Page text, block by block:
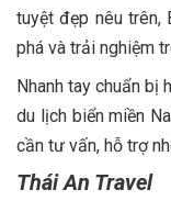
tuyệt đẹp nêu trên,
phá và trải nghiệm
Nhanh tay chuẩn bị
du lịch biển miền
cần tư vấn, hỗ trợ
Thái An Travel